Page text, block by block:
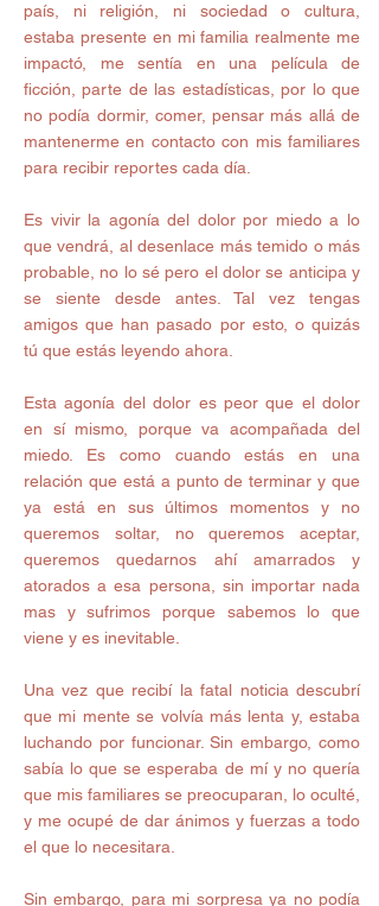
país, ni religión, ni sociedad o cultura,
estaba presente en mi familia realmente me
impactó, me sentía en una película de
ficción, parte de las estadísticas, por lo que
no podía dormir, comer, pensar más allá de
mantenerme en contacto con mis familiares
para recibir reportes cada día.
Es vivir la agonía del dolor por miedo a lo
que vendrá, al desenlace más temido o más
probable, no lo sé pero el dolor se anticipa y
se siente desde antes. Tal vez tengas
amigos que han pasado por esto, o quizás
tú que estás leyendo ahora.
Esta agonía del dolor es peor que el dolor
en sí mismo, porque va acompañada del
miedo. Es como cuando estás en una
relación que está a punto de terminar y que
ya está en sus últimos momentos y no
queremos soltar, no queremos aceptar,
queremos quedarnos ahí amarrados y
atorados a esa persona, sin importar nada
mas y sufrimos porque sabemos lo que
viene y es inevitable.
Una vez que recibí la fatal noticia descubrí
que mi mente se volvía más lenta y, estaba
luchando por funcionar. Sin embargo, como
sabía lo que se esperaba de mí y no quería
que mis familiares se preocuparan, lo oculté,
y me ocupé de dar ánimos y fuerzas a todo
el que lo necesitara.
Sin embargo, para mi sorpresa ya no podía